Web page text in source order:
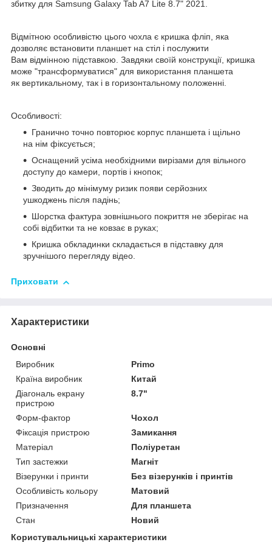
збитку для Samsung Galaxy Tab A7 Lite 8.7" 2021.
Відмітною особливістю цього чохла є кришка фліп, яка
дозволяє встановити планшет на стіл і послужити
Вам відмінною підставкою. Завдяки своїй конструкції, кришка
може "трансформуватися" для використання планшета
як вертикальному, так і в горизонтальному положенні.
Особливості:
Гранично точно повторює корпус планшета і щільно
на нім фіксується;
Оснащений усіма необхідними вирізами для вільного
доступу до камери, портів і кнопок;
Зводить до мінімуму ризик появи серйозних
ушкоджень після падінь;
Шорстка фактура зовнішнього покриття не зберігає на
собі відбитки та не ковзає в руках;
Кришка обкладинки складається в підставку для
зручнішого перегляду відео.
Приховати
Характеристики
Основні
Виробник
Primo
Країна виробник
Китай
Діагональ екрану
пристрою
8.7"
Форм-фактор
Чохол
Фіксація пристрою
Замикання
Матеріал
Поліуретан
Тип застежки
Магніт
Візерунки і принти
Без візерунків і принтів
Особливість кольору
Матовий
Призначення
Для планшета
Стан
Новий
Користувальницькі характеристики